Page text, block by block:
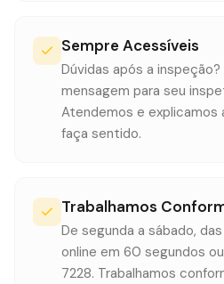
Sempre Acessíveis
Dúvidas após a
mensagem para seu
Atendemos e explicamos
faça sentido.
Trabalhamos
De segunda a sábado,
online em 60 segundos
7228. Trabalhamos